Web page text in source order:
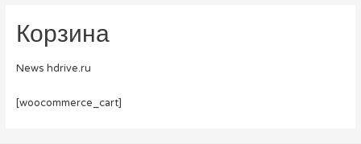
Корзина
News hdrive.ru
[woocommerce_cart]